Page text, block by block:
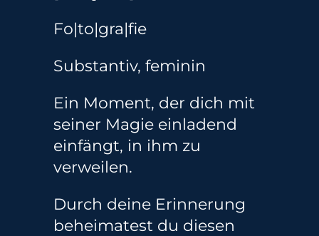
Fo|to|gra|fie
Substantiv, feminin
Ein Moment, der dich mit
seiner Magie einladend
einfängt, in ihm zu
verweilen.
Durch deine Erinnerung
beheimatest du diesen